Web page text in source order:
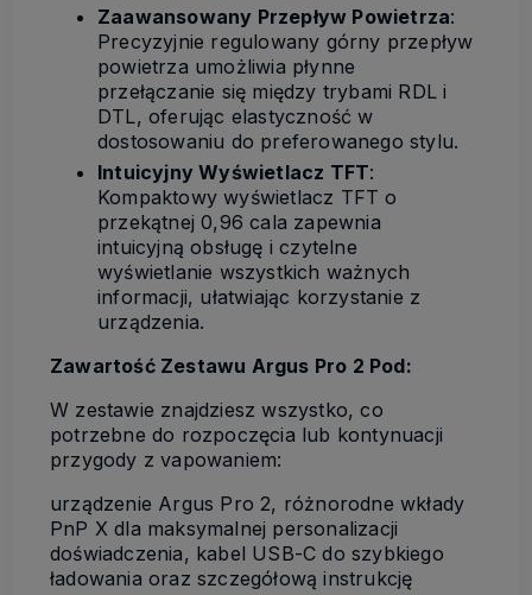
Zaawansowany Przepływ Powietrza:
Precyzyjnie regulowany górny przepływ
powietrza umożliwia płynne
przełączanie się między trybami RDL i
DTL, oferując elastyczność w
dostosowaniu do preferowanego stylu.
Intuicyjny Wyświetlacz TFT:
Kompaktowy wyświetlacz TFT o
przekątnej 0,96 cala zapewnia
intuicyjną obsługę i czytelne
wyświetlanie wszystkich ważnych
informacji, ułatwiając korzystanie z
urządzenia.
Zawartość Zestawu Argus Pro 2 Pod:
W zestawie znajdziesz wszystko, co
potrzebne do rozpoczęcia lub kontynuacji
przygody z vapowaniem:
urządzenie Argus Pro 2, różnorodne wkłady
PnP X dla maksymalnej personalizacji
doświadczenia, kabel USB-C do szybkiego
ładowania oraz szczegółową instrukcję